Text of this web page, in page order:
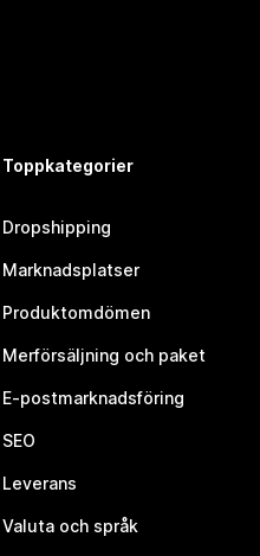
Toppkategorier
Dropshipping
Marknadsplatser
Produktomdömen
Merförsäljning och paket
E-postmarknadsföring
SEO
Leverans
Valuta och språk